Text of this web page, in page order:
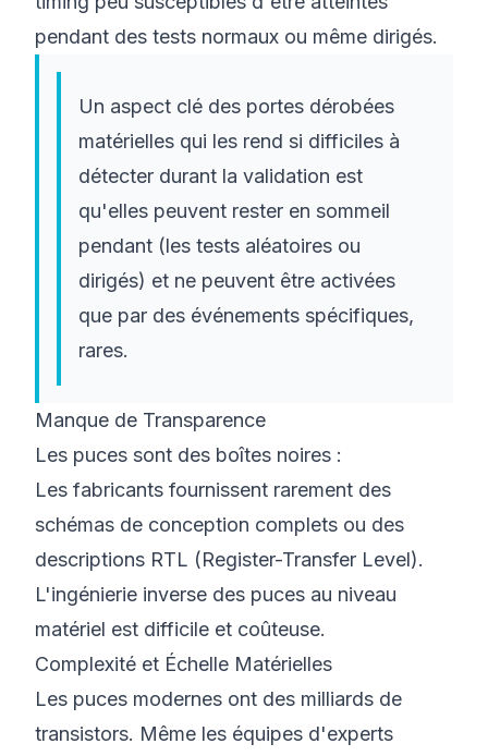
pendant des tests normaux ou même dirigés.
Un aspect clé des portes dérobées
matérielles qui les rend si difficiles à
détecter durant la validation est
qu'elles peuvent rester en sommeil
pendant (les tests aléatoires ou
dirigés) et ne peuvent être activées
que par des événements spécifiques,
rares.
Manque de Transparence
Les puces sont des boîtes noires :
Les fabricants fournissent rarement des
schémas de conception complets ou des
descriptions RTL (Register-Transfer Level).
L'ingénierie inverse des puces au niveau
matériel est difficile et coûteuse.
Complexité et Échelle Matérielles
Les puces modernes ont des milliards de
transistors. Même les équipes d'experts